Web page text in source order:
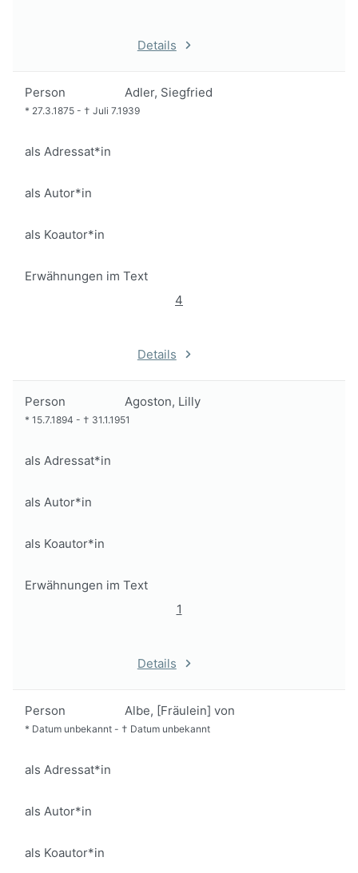
Details
Person Adler, Siegfried
* 27.3.1875 - † Juli 7.1939
als Adressat*in
als Autor*in
als Koautor*in
Erwähnungen im Text
4
Details
Person Agoston, Lilly
* 15.7.1894 - † 31.1.1951
als Adressat*in
als Autor*in
als Koautor*in
Erwähnungen im Text
1
Details
Person Albe, [Fräulein] von
* Datum unbekannt - † Datum unbekannt
als Adressat*in
als Autor*in
als Koautor*in